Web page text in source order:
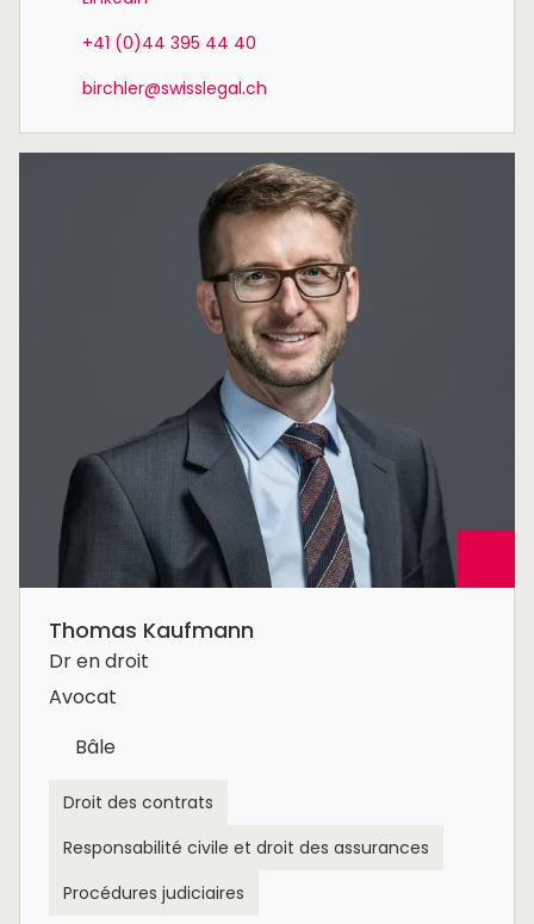
+41 (0)44 395 44 40
birchler@swisslegal.ch
Thomas Kaufmann
Dr en droit
Avocat
Bâle
Droit des contrats
Responsabilité civile et droit des assurances
Procédures judiciaires